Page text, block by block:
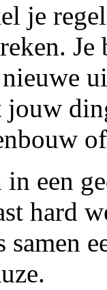
je
jouw
een
hard
samen